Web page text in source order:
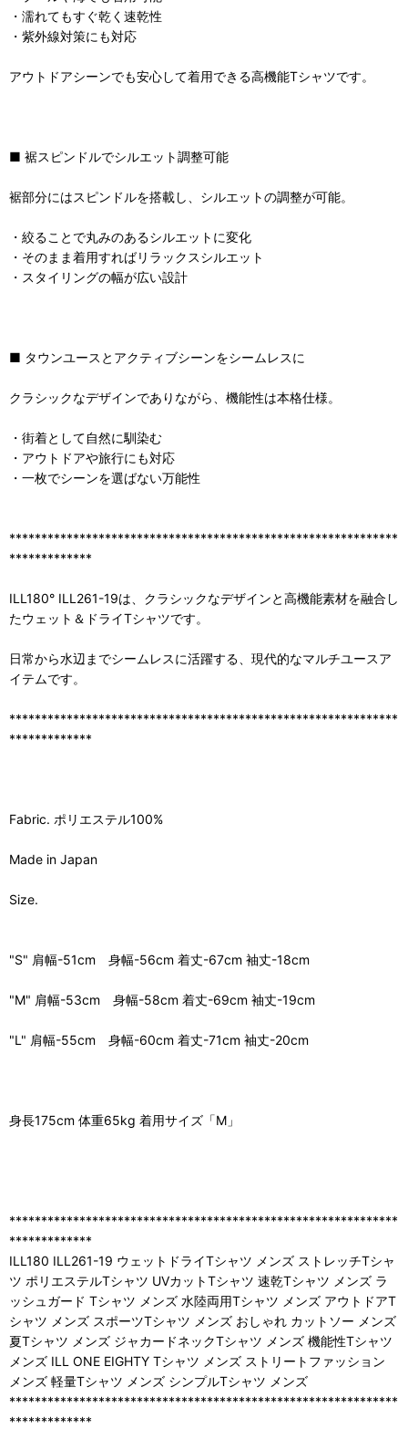
・濡れてもすぐ乾く速乾性
・紫外線対策にも対応
アウトドアシーンでも安心して着用できる高機能Tシャツです。
■ 裾スピンドルでシルエット調整可能
裾部分にはスピンドルを搭載し、シルエットの調整が可能。
・絞ることで丸みのあるシルエットに変化
・そのまま着用すればリラックスシルエット
・スタイリングの幅が広い設計
■ タウンユースとアクティブシーンをシームレスに
クラシックなデザインでありながら、機能性は本格仕様。
・街着として自然に馴染む
・アウトドアや旅行にも対応
・一枚でシーンを選ばない万能性
*************************************************************
*************
ILL180° ILL261-19は、クラシックなデザインと高機能素材を融合し
たウェット＆ドライTシャツです。
日常から水辺までシームレスに活躍する、現代的なマルチユースア
イテムです。
*************************************************************
*************
Fabric. ポリエステル100%
Made in Japan
Size.
"S" 肩幅-51cm 身幅-56cm 着丈-67cm 袖丈-18cm
"M" 肩幅-53cm 身幅-58cm 着丈-69cm 袖丈-19cm
"L" 肩幅-55cm 身幅-60cm 着丈-71cm 袖丈-20cm
身長175cm 体重65kg 着用サイズ「M」
*************************************************************
*************
ILL180 ILL261-19 ウェットドライTシャツ メンズ ストレッチTシャ
ツ ポリエステルTシャツ UVカットTシャツ 速乾Tシャツ メンズ ラ
ッシュガード Tシャツ メンズ 水陸両用Tシャツ メンズ アウトドアT
シャツ メンズ スポーツTシャツ メンズ おしゃれ カットソー メンズ
夏Tシャツ メンズ ジャカードネックTシャツ メンズ 機能性Tシャツ
メンズ ILL ONE EIGHTY Tシャツ メンズ ストリートファッション
メンズ 軽量Tシャツ メンズ シンプルTシャツ メンズ
*************************************************************
*************